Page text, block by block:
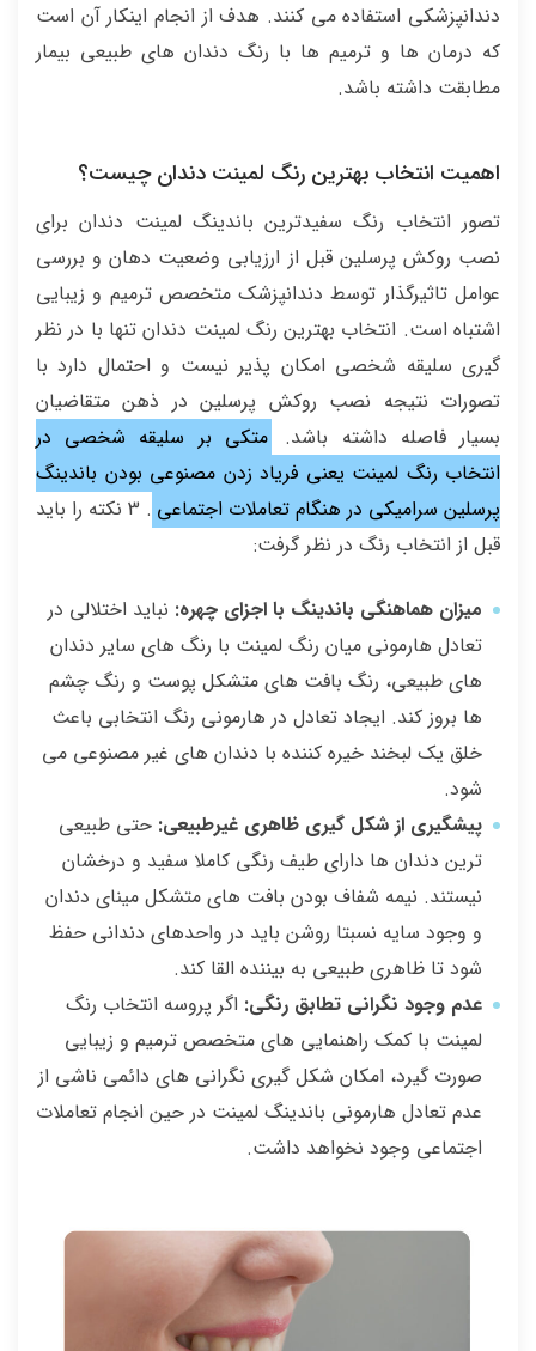
دندانپزشکی استفاده می کنند. هدف از انجام اینکار آن است
که درمان ها و ترمیم ها با رنگ دندان های طبیعی بیمار
مطابقت داشته باشد.
اهمیت انتخاب بهترین رنگ لمینت دندان چیست؟
تصور انتخاب رنگ سفیدترین باندینگ لمینت دندان برای
نصب روکش پرسلین قبل از ارزیابی وضعیت دهان و بررسی
عوامل تاثیرگذار توسط دندانپزشک متخصص ترمیم و زیبایی
اشتباه است. انتخاب بهترین رنگ لمینت دندان تنها با در نظر
گیری سلیقه شخصی امکان پذیر نیست و احتمال دارد با
تصورات نتیجه نصب روکش پرسلین در ذهن متقاضیان
بسیار فاصله داشته باشد.
متکی بر سلیقه شخصی در
انتخاب رنگ لمینت یعنی فریاد زدن مصنوعی بودن باندینگ
پرسلین سرامیکی در هنگام تعاملات اجتماعی
. 3 نکته را باید
قبل از انتخاب رنگ در نظر گرفت:
میزان هماهنگی باندینگ با اجزای چهره: نباید اختلالی در
تعادل هارمونی میان رنگ لمینت با رنگ های سایر دندان
های طبیعی، رنگ بافت های متشکل پوست و رنگ چشم
ها بروز کند. ایجاد تعادل در هارمونی رنگ انتخابی باعث
خلق یک لبخند خیره کننده با دندان های غیر مصنوعی می
شود.
پیشگیری از شکل گیری ظاهری غیرطبیعی: حتی طبیعی
ترین دندان ها دارای طیف رنگی کاملا سفید و درخشان
نیستند. نیمه شفاف بودن بافت های متشکل مینای دندان
و وجود سایه نسبتا روشن باید در واحدهای دندانی حفظ
شود تا ظاهری طبیعی به بیننده القا کند.
عدم وجود نگرانی تطابق رنگی: اگر پروسه انتخاب رنگ
لمینت با کمک راهنمایی های متخصص ترمیم و زیبایی
صورت گیرد، امکان شکل گیری نگرانی های دائمی ناشی از
عدم تعادل هارمونی باندینگ لمینت در حین انجام تعاملات
اجتماعی وجود نخواهد داشت.